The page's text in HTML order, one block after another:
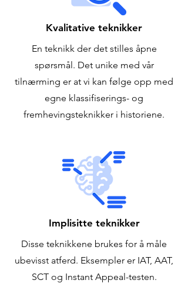
Kvalitative teknikker
En teknikk der det stilles åpne
spørsmål. Det unike med vår
tilnærming er at vi kan følge opp med
egne klassifiserings- og
fremhevingsteknikker i historiene.
Implisitte teknikker
Disse teknikkene brukes for å måle
ubevisst atferd. Eksempler er IAT, AAT,
SCT og Instant Appeal-testen.